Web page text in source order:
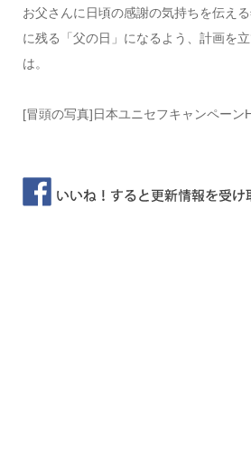
お父さんに日頃の感謝の気持ちを伝え
に残る「父の日」になるよう、計画を
は。
[冒頭の写真]日本ユニセフキャンペーン